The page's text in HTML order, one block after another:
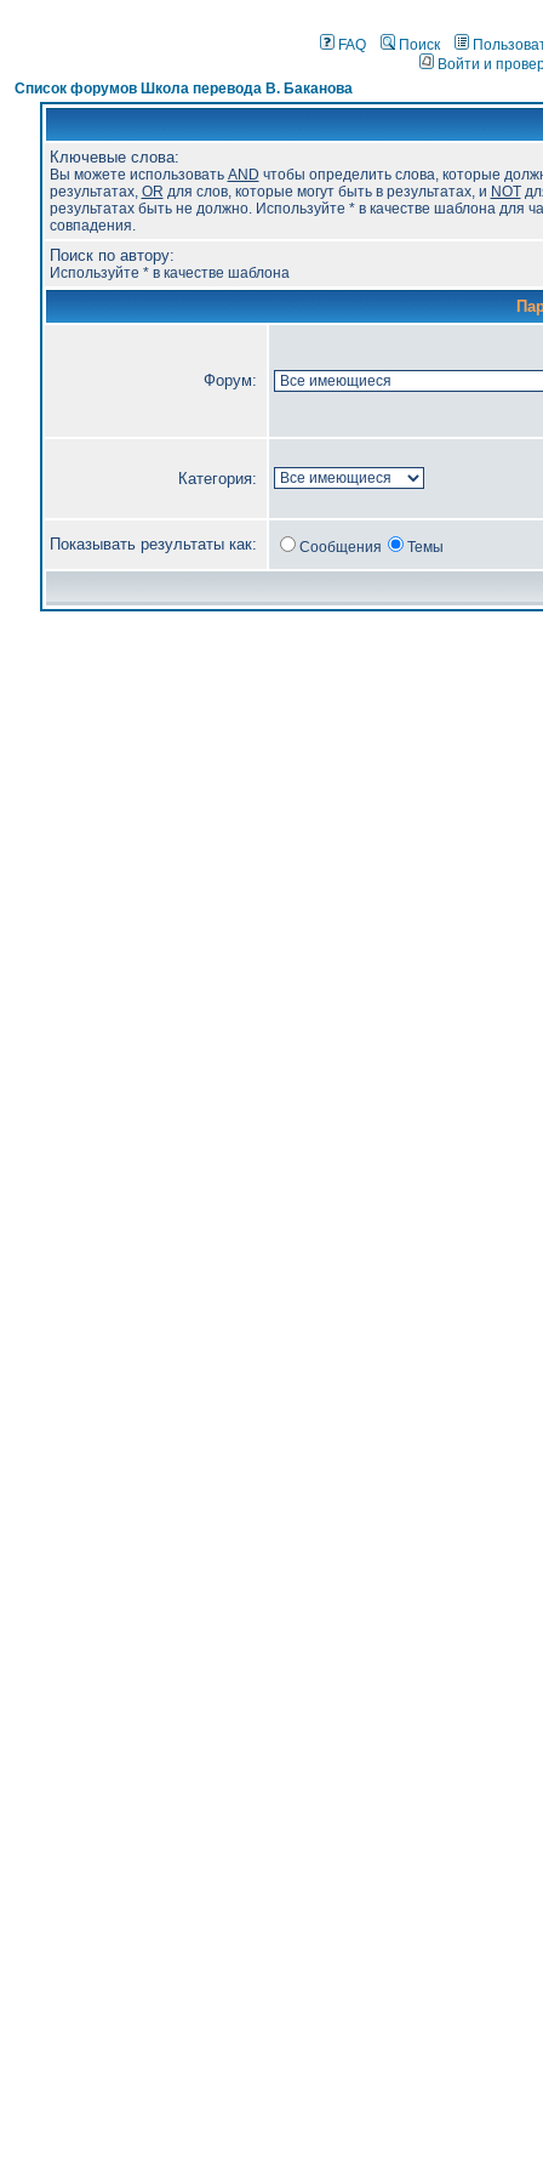
FAQ Поиск
Войти и
Список форумов Школа перевода В. Баканова
Ключевые слова:
Вы можете использовать AND чтобы определить слова, которые
результатах, OR для слов, которые могут быть в результатах, и NOT
результатах быть не должно. Используйте * в качестве шаблона для
совпадения.
Поиск по автору:
Используйте * в качестве шаблона
Форум:
Категория:
Показывать результаты как: Сообщения Темы